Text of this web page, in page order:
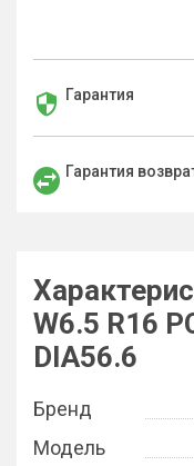
Гарантия
Гарантия
W6.5 R16
DIA56.6
Бренд
Модель